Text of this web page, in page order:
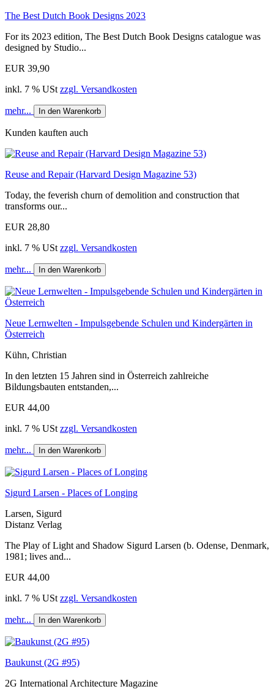
The Best Dutch Book Designs 2023
For its 2023 edition, The Best Dutch Book Designs catalogue was
designed by Studio...
EUR 39,90
inkl. 7 % USt zzgl. Versandkosten
mehr... In den Warenkorb
Kunden kauften auch
Reuse and Repair (Harvard Design Magazine 53)
Today, the feverish churn of demolition and construction that
transforms our...
EUR 28,80
inkl. 7 % USt zzgl. Versandkosten
mehr... In den Warenkorb
Neue Lernwelten - Impulsgebende Schulen und Kindergärten in
Österreich
Kühn, Christian
In den letzten 15 Jahren sind in Österreich zahlreiche
Bildungsbauten entstanden,...
EUR 44,00
inkl. 7 % USt zzgl. Versandkosten
mehr... In den Warenkorb
Sigurd Larsen - Places of Longing
Larsen, Sigurd
Distanz Verlag
The Play of Light and Shadow Sigurd Larsen (b. Odense, Denmark,
1981; lives and...
EUR 44,00
inkl. 7 % USt zzgl. Versandkosten
mehr... In den Warenkorb
Baukunst (2G #95)
2G International Architecture Magazine